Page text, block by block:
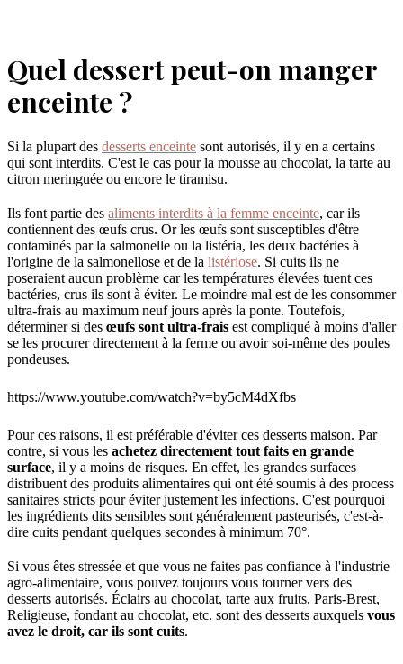
Quel dessert peut-on manger
enceinte ?
Si la plupart des desserts enceinte sont autorisés, il y en a certains
qui sont interdits. C'est le cas pour la mousse au chocolat, la tarte au
citron meringuée ou encore le tiramisu.
Ils font partie des aliments interdits à la femme enceinte, car ils
contiennent des œufs crus. Or les œufs sont susceptibles d'être
contaminés par la salmonelle ou la listéria, les deux bactéries à
l'origine de la salmonellose et de la listériose. Si cuits ils ne
poseraient aucun problème car les températures élevées tuent ces
bactéries, crus ils sont à éviter. Le moindre mal est de les consommer
ultra-frais au maximum neuf jours après la ponte. Toutefois,
déterminer si des œufs sont ultra-frais est compliqué à moins d'aller
se les procurer directement à la ferme ou avoir soi-même des poules
pondeuses.
https://www.youtube.com/watch?v=by5cM4dXfbs
Pour ces raisons, il est préférable d'éviter ces desserts maison. Par
contre, si vous les achetez directement tout faits en grande
surface, il y a moins de risques. En effet, les grandes surfaces
distribuent des produits alimentaires qui ont été soumis à des process
sanitaires stricts pour éviter justement les infections. C'est pourquoi
les ingrédients dits sensibles sont généralement pasteurisés, c'est-à-
dire cuits pendant quelques secondes à minimum 70°.
Si vous êtes stressée et que vous ne faites pas confiance à l'industrie
agro-alimentaire, vous pouvez toujours vous tourner vers des
desserts autorisés. Éclairs au chocolat, tarte aux fruits, Paris-Brest,
Religieuse, fondant au chocolat, etc. sont des desserts auxquels vous
avez le droit, car ils sont cuits.